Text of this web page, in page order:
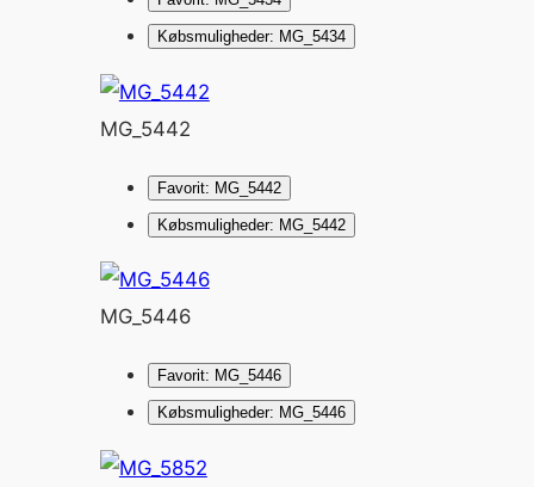
Købsmuligheder: MG_5434
MG_5442
Favorit: MG_5442
Købsmuligheder: MG_5442
MG_5446
Favorit: MG_5446
Købsmuligheder: MG_5446